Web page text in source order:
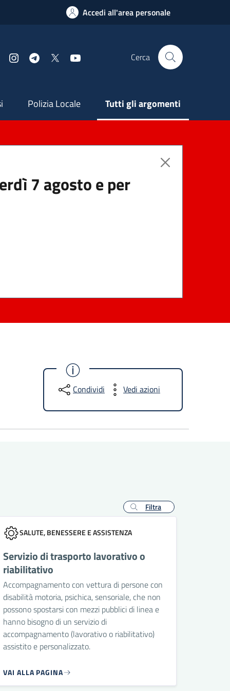
Accedi all'area personale
FacebookInstagramTelegram Cerca
Polizia Locale Tutti gli argomenti
7 agosto e per
Condividi Vedi azioni
Filtra
SALUTE, BENESSERE E ASSISTENZA
Servizio di trasporto lavorativo o
riabilitativo
Accompagnamento con vettura di persone con
disabilità motoria, psichica, sensoriale, che non
possono spostarsi con mezzi pubblici di linea e
hanno bisogno di un servizio di
accompagnamento (lavorativo o riabilitativo)
assistito e personalizzato.
VAI ALLA PAGINA